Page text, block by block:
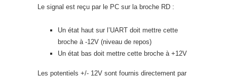
Le signal est reçu par le PC sur la broche RD :
Un état haut sur l’UART doit mettre cette
broche à -12V (niveau de repos)
Un état bas doit mettre cette broche à +12V
Les potentiels +/- 12V sont fournis directement par